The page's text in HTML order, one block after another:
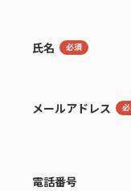
氏名
メールアドレス
電話番号